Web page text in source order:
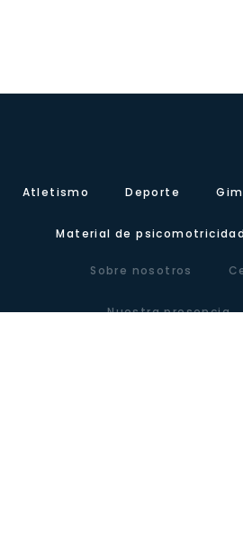
Atletismo Deporte
Material de psicomotricidad
Sobre nosotros
Nuestra presencia